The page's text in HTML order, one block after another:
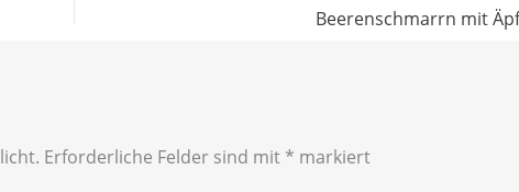
Beerenschmarrn mit
Erforderliche Felder sind mit * markiert